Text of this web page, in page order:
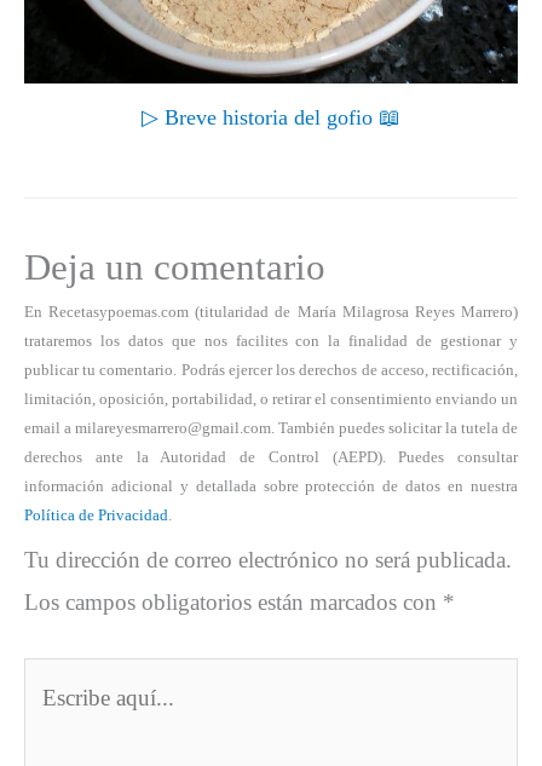
▷ Breve historia del gofio 📖
Deja un comentario
En Recetasypoemas.com (titularidad de María Milagrosa Reyes Marrero)
trataremos los datos que nos facilites con la finalidad de gestionar y
publicar tu comentario. Podrás ejercer los derechos de acceso, rectificación,
limitación, oposición, portabilidad, o retirar el consentimiento enviando un
email a milareyesmarrero@gmail.com. También puedes solicitar la tutela de
derechos ante la Autoridad de Control (AEPD). Puedes consultar
información adicional y detallada sobre protección de datos en nuestra
Política de Privacidad.
Tu dirección de correo electrónico no será publicada.
Los campos obligatorios están marcados con *